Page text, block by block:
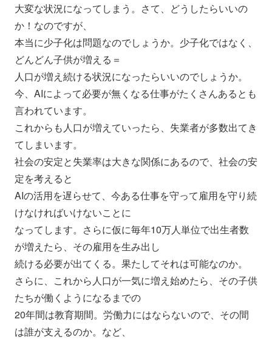
大変な状況になってしまう。さて、どうしたらいいの
か！ なのですが、
本当に少子化は問題なのでしょうか。少子化ではなく、
どんどん子供が増える＝
人口が増え続ける状況になったらいいのでしょうか。
今、 AIによって必要が無くなる仕事がたくさんあるとも
言われています。
これからも人口が増えていったら、 失業者が多数出てき
てしまいます。
社会の安定と失業率は大きな関係にあるので、 社会の安
定を考えると
AIの活用を遅らせて、 今ある仕事を守って雇用を守り続
けなければいけないことに
なってします。 さらに仮に毎年10万人単位で出生者数
が増えたら、 その雇用を生み出し
続ける必要が出てくる。果たしてそれは可能なのか。
さらに、これから人口が一気に増え始めたら、 その子供
たちが働くようになるまでの
20年間は教育期間。労働力にはならないので、 その間
は誰が支えるのか。など、